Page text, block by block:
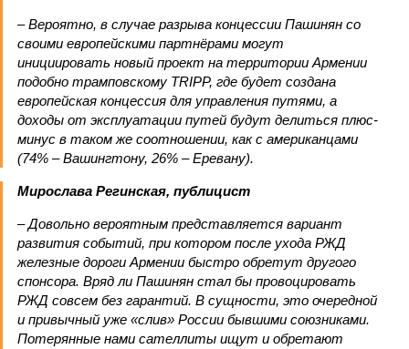
– Вероятно, в случае разрыва концессии Пашинян со
своими европейскими партнёрами могут
инициировать новый проект на территории Армении
подобно трамповскому TRIPP, где будет создана
европейская концессия для управления путями, а
доходы от эксплуатации путей будут делиться плюс-
минус в таком же соотношении, как с американцами
(74% – Вашингтону, 26% – Еревану).
Мирослава Регинская, публицист
– Довольно вероятным представляется вариант
развития событий, при котором после ухода РЖД
железные дороги Армении быстро обретут другого
спонсора. Вряд ли Пашинян стал бы провоцировать
РЖД совсем без гарантий. В сущности, это очередной
и привычный уже «слив» России бывшими союзниками.
Потерянные нами сателлиты ищут и обретают